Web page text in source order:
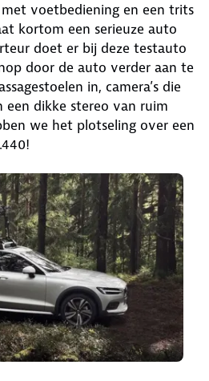
voetbediening en een trits
kortom een serieuze auto
doet er bij deze testauto
door de auto verder aan te
in, camera’s die
dikke stereo van ruim
we het plotseling over een